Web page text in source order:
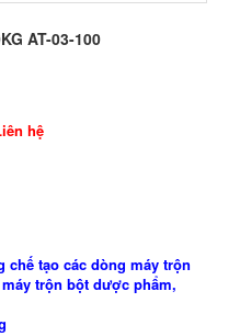
AT-03-100
hệ
chế tạo các dòng máy trộn
trộn bột dược phẩm,